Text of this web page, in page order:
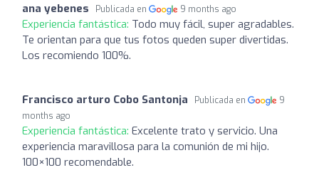
ana yebenes Publicada en 9 months ago
Experiencia fantástica: Todo muy fácil, super agradables.
Te orientan para que tus fotos queden super divertidas.
Los recomiendo 100%.
Francisco arturo Cobo Santonja Publicada en
9
months ago
Experiencia fantástica: Excelente trato y servicio. Una
experiencia maravillosa para la comunión de mi hijo.
100×100 recomendable.